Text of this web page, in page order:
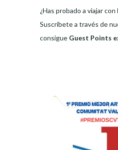
¿Has probado a viajar con
Suscríbete a través de
consigue Guest Points